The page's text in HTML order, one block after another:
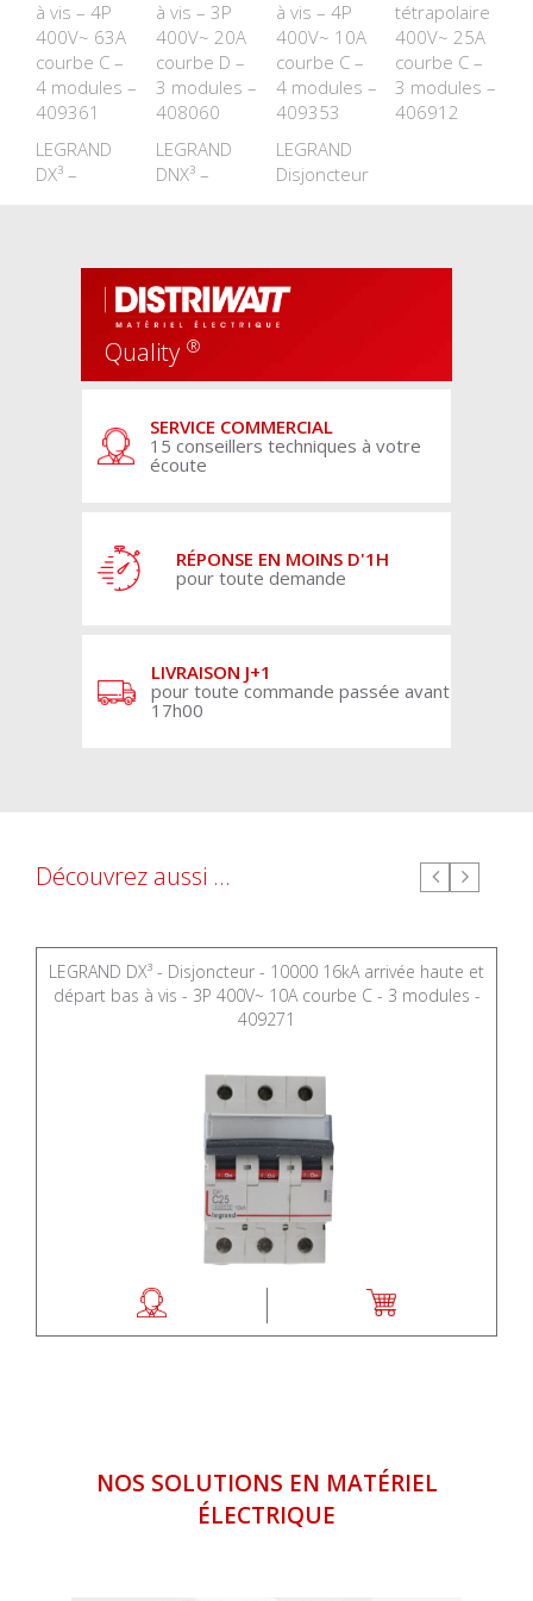
à vis – 4P
400V~ 63A
courbe C –
4 modules –
409361
LEGRAND
DX³ –
à vis – 3P
400V~ 20A
courbe D –
3 modules –
408060
LEGRAND
DNX³ –
à vis – 4P
400V~ 10A
courbe C –
4 modules –
409353
LEGRAND
Disjoncteur
tétrapolaire
400V~ 25A
courbe C –
3 modules –
406912
Quality ®
SERVICE COMMERCIAL
15 conseillers techniques à votre
écoute
RÉPONSE EN MOINS D'1H
pour toute demande
LIVRAISON J+1
pour toute commande passée avant
17h00
Découvrez aussi ...
LEGRAND DX³ - Disjoncteur - 10000 16kA arrivée haute et
départ bas à vis - 3P 400V~ 10A courbe C - 3 modules -
409271
NOS SOLUTIONS EN MATÉRIEL
ÉLECTRIQUE